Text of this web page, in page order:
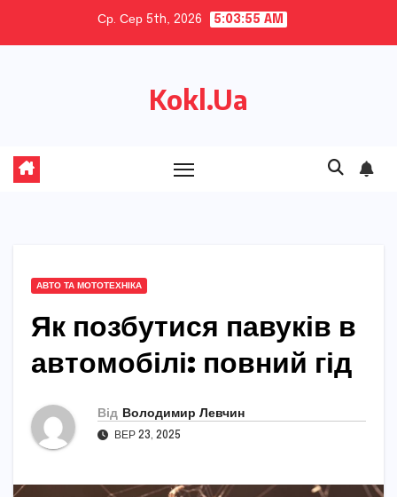
Ср. Сер 5th, 2026 5:03:56 AM
Kokl.Ua
АВТО ТА МОТОТЕХНІКА
Як позбутися павуків в
автомобілі: повний гід
Від Володимир Левчин
ВЕР 23, 2025